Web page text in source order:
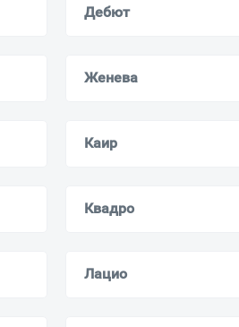
Дебют
Женева
Каир
Квадро
Лацио